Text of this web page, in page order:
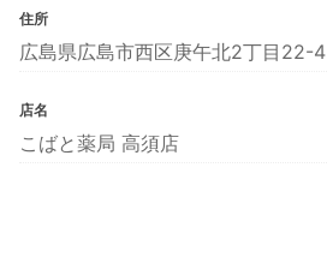
住所
広島県広島市西区庚午北2丁目22-4
店名
こばと薬局 高須店